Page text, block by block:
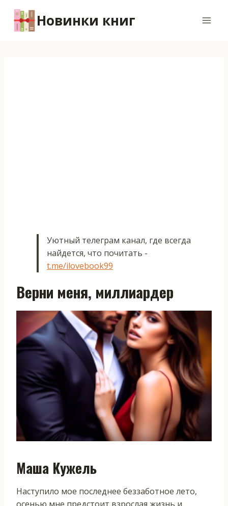
содержимому
Новинки книг
Уютный телеграм канал, где всегда
найдется, что почитать -
t.me/ilovebook99
Верни меня, миллиардер
Маша Кужель
Наступило мое последнее беззаботное лето,
осенью мне предстоит взрослая жизнь и